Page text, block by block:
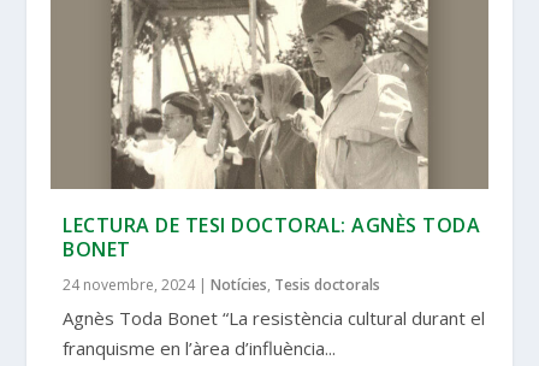
LECTURA DE TESI DOCTORAL: AGNÈS TODA
BONET
24 novembre, 2024|Notícies, Tesis doctorals
Agnès Toda Bonet “La resistència cultural durant el
franquisme en l’àrea d’influència...